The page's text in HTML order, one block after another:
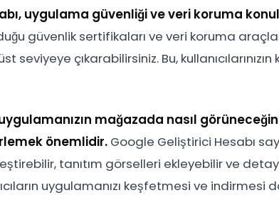
uygulama güvenliği ve veri koruma
güvenlik sertifikaları ve veri koruma
seviyeye çıkarabilirsiniz. Bu,
mağazada nasıl
önemlidir. Google Geliştirici Hesabı
tanıtım görselleri ekleyebilir ve
uygulamanızı keşfetmesi ve indirmesi